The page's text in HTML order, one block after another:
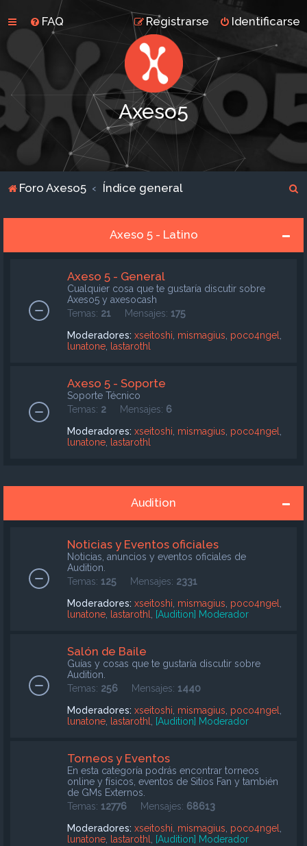
FAQ Identificarse
Registrarse
Axeso5
Foro Axeso5 Índice general
Axeso 5 - Latino
Axeso 5 - General
Cualquier cosa que te gustaría discutir sobre
Axeso5 y axesocash
Temas: 21 Mensajes: 175
Moderadores: xseitoshi mismagius poco4ngel
lunatone
lastarothl
Axeso 5 - Soporte
Soporte Técnico
Temas: 2 Mensajes: 6
Moderadores: xseitoshi mismagius poco4ngel
lunatone
lastarothl
Audition
Noticias y Eventos oficiales
Noticias, anuncios y eventos oficiales de
Audition.
Temas: 125 Mensajes: 2331
Moderadores: xseitoshi mismagius poco4ngel
lunatone
lastarothl [Audition] Moderador
Salón de Baile
Guías y cosas que te gustaría discutir sobre
Audition.
Temas: 256 Mensajes: 1440
Moderadores: xseitoshi mismagius poco4ngel
lunatone
lastarothl [Audition] Moderador
Torneos y Eventos
En esta categoría podrás encontrar torneos
online y físicos, eventos de Sitios Fan y también
de GMs Externos.
Temas: 12776 Mensajes: 68613
Moderadores: xseitoshi mismagius poco4ngel
lunatone
lastarothl
[Audition] Moderador